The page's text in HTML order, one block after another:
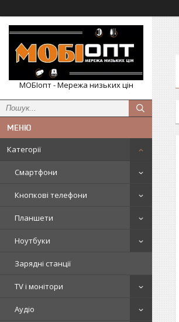
МОБІопт - Мережа низьких цін
Категорії
Смартфони
Кнопкові телефони
Планшети
Ноутбуки
Зарядні станції
TV і монітори
Аудіо